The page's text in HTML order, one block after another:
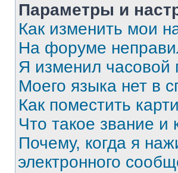
Параметры и
Как изменить мои
На форуме
Я изменил часовой
Моего языка нет в
Как поместить
Что такое звание и
Почему, когда я
электронного